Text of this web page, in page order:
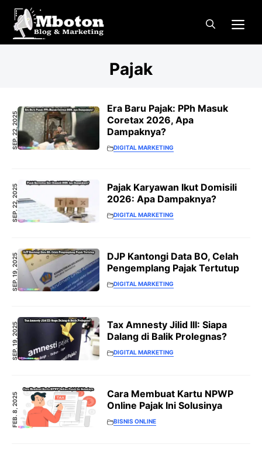
Langsung
Pajak
SEP. 22, 2025
Era Baru Pajak: PPh Masuk
Coretax 2026, Apa
Dampaknya?
DIGITAL MARKETING
SEP. 22, 2025
Pajak Karyawan Ikut Domisili
2026: Apa Dampaknya?
DIGITAL MARKETING
SEP. 19, 2025
DJP Kantongi Data BO, Celah
Pengemplang Pajak Tertutup
DIGITAL MARKETING
SEP. 19, 2025
Tax Amnesty Jilid III: Siapa
Dalang di Balik Prolegnas?
DIGITAL MARKETING
FEB. 8, 2025
Cara Membuat Kartu NPWP
Online Pajak Ini Solusinya
BISNIS ONLINE